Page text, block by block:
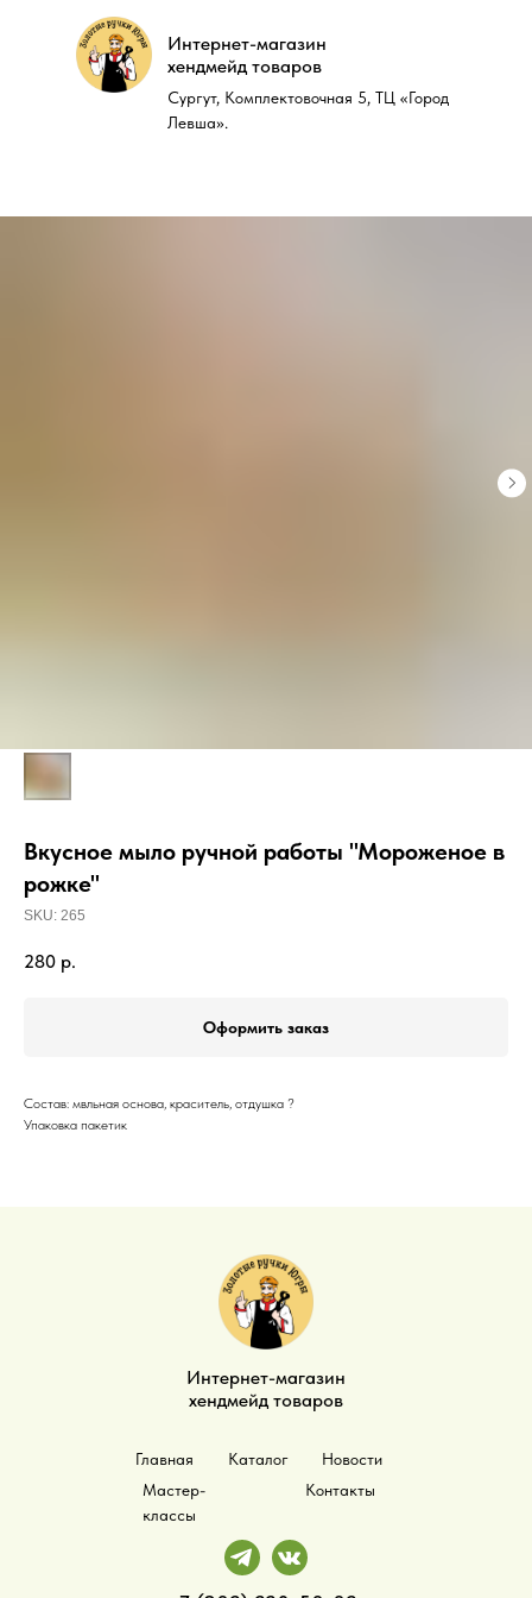
Интернет-магазин
хендмейд товаров
Сургут, Комплектовочная 5, ТЦ «Город
Левша».
Интернет-магазин
хендмейд товаров
Сургут, Комплектовочная 5, ТЦ «Город
Левша».
Вкусное мыло ручной работы "Мороженое в
рожке"
SKU: 265
280 р.
Оформить заказ
Состав: мвльная основа, краситель, отдушка ?
Упаковка пакетик
Интернет-магазин
хендмейд товаров
Главная Каталог
Новости
Мастер-
классы
Контакты